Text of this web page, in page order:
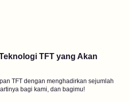
TFT yang Akan
TFT dengan menghadirkan sejumlah
bagi kami, dan bagimu!